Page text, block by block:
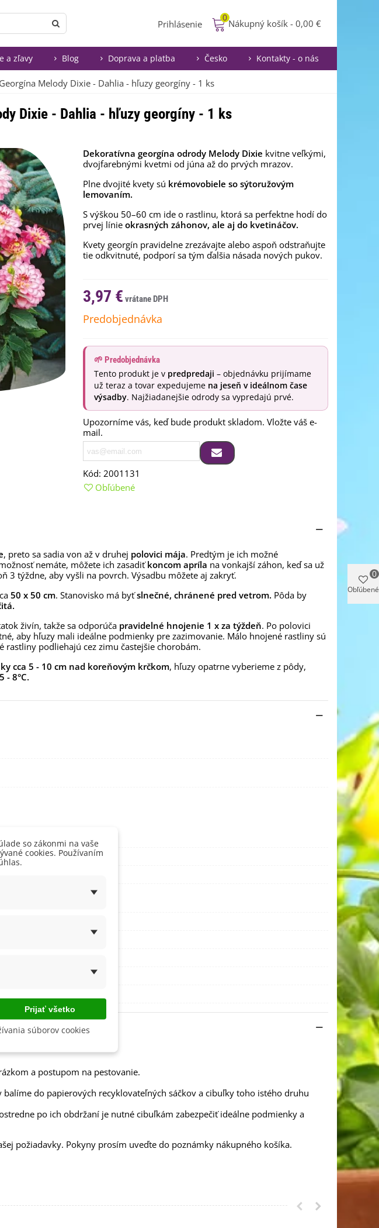
Prihlásenie
0
Nákupný košík - 0,00 €
a zľavy Blog Doprava a platba Česko Kontakty - o nás
Georgína Melody Dixie - Dahlia - hľuzy georgíny - 1 ks
Dixie - Dahlia - hľuzy georgíny - 1 ks
Dekoratívna georgína odrody Melody Dixie kvitne veľkými,
dvojfarebnými kvetmi od júna až do prvých mrazov.
Plne dvojité kvety sú krémovobiele so sýtoružovým
lemovaním.
S výškou 50–60 cm ide o rastlinu, ktorá sa perfektne hodí do
prvej línie okrasných záhonov, ale aj do kvetináčov.
Kvety georgín pravidelne zrezávajte alebo aspoň odstraňujte
tie odkvitnuté, podporí sa tým ďalšia násada nových pukov.
3,97 €
Predobjednávka
🌱 Predobjednávka
Tento produkt je v predpredaji – objednávku prijímame
už teraz a tovar expedujeme na jeseň v ideálnom čase
výsadby. Najžiadanejšie odrody sa vypredajú prvé.
Upozorníme vás, keď bude produkt skladom. Vložte váš e-
mail.
Kód: 2001131
Obľúbené
, preto sa sadia von až v druhej polovici mája. Predtým je ich možné
nemáte, môžete ich zasadiťkoncom apríla na vonkajší záhon, keď sa už
3 týždne, aby vyšli na povrch. Výsadbu môžete aj zakryť.
50 x 50 cm. Stanovisko má byťslnečné, chránené pred vetrom. Pôda by
živín, takže sa odporúča pravidelné hnojenie 1 x za týždeň. Po polovici
aby hľuzy mali ideálne podmienky pre zazimovanie. Málo hnojené rastliny sú
rastliny podliehajú cez zimu častejšie chorobám.
cca 5 - 10 cm nad koreňovým krčkom, hľuzy opatrne vyberieme z pôdy,
- 8°C.
a postupom na pestovanie.
do papierových recyklovateľných sáčkov a cibuľky toho istého druhu
po ich obdržaní je nutné cibuľkám zabezpečiť ideálne podmienky a
požiadavky. Pokyny prosím uveďte do poznámky nákupného košíka.
Obľúbené
0
so zákonmi na vaše
cookies. Používaním
Prijať všetko
súborov cookies